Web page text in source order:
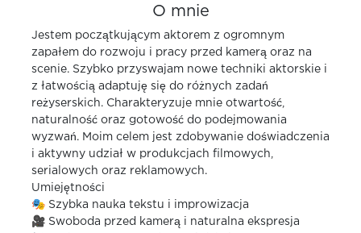
O mnie
Jestem początkującym aktorem z ogromnym
zapałem do rozwoju i pracy przed kamerą oraz na
scenie. Szybko przyswajam nowe techniki aktorskie i
z łatwością adaptuję się do różnych zadań
reżyserskich. Charakteryzuje mnie otwartość,
naturalność oraz gotowość do podejmowania
wyzwań. Moim celem jest zdobywanie doświadczenia
i aktywny udział w produkcjach filmowych,
serialowych oraz reklamowych.
Umiejętności
🎭 Szybka nauka tekstu i improwizacja
🎥 Swoboda przed kamerą i naturalna ekspresja